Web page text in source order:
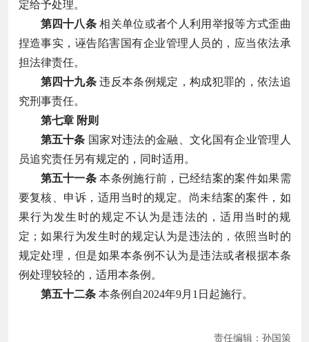
定给予处理。
第四十八条 相关单位或者个人利用举报等方式歪曲
捏造事实，诬告陷害国有企业管理人员的，应当依法承
担法律责任。
第四十九条 违反本条例规定，构成犯罪的，依法追
究刑事责任。
第七章 附则
第五十条 国家对违法的金融、文化国有企业管理人
员追究责任另有规定的，同时适用。
第五十一条 本条例施行前，已经结案的案件如果需
要复核、申诉，适用当时的规定。尚未结案的案件，如
果行为发生时的规定不认为是违法的，适用当时的规
定；如果行为发生时的规定认为是违法的，依照当时的
规定处理，但是如果本条例不认为是违法或者根据本条
例处理较轻的，适用本条例。
第五十二条本条例自2024年9月1日起施行。
责任编辑：孙国策